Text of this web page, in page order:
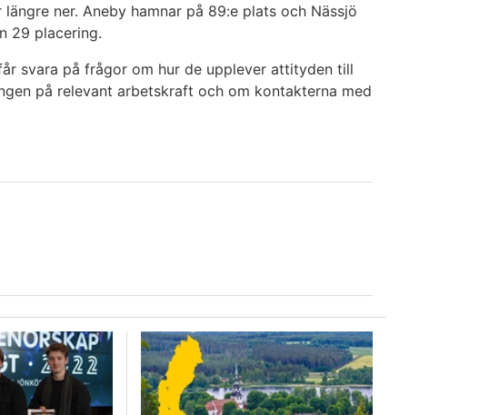
ner. Aneby hamnar på 89:e plats och Nässjö
29 placering.
svara på frågor om hur de upplever attityden till
på relevant arbetskraft och om kontakterna med